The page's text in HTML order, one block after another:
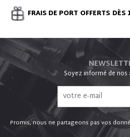
FRAIS DE PORT OFFERTS DÈS
Soyez informé de
Promis, nous ne partageons pas vos